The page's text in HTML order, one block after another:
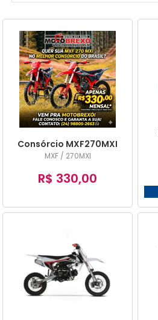
MAIS VENDIDOS
MENOR PREÇO
MAIOR PREÇO
A - Z
Consórcio MXF270MXI
MXF / 270MXI
R$ 330,00